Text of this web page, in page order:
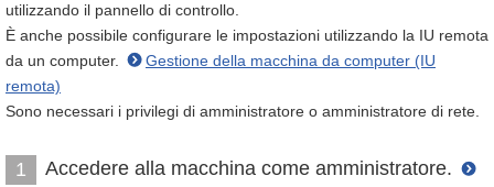
utilizzando il pannello di controllo.
È anche possibile configurare le impostazioni utilizzando la IU remota
da un computer.
Gestione della macchina da computer (IU
remota)
Sono necessari i privilegi di amministratore o amministratore di rete.
1 Accedere alla macchina come amministratore.